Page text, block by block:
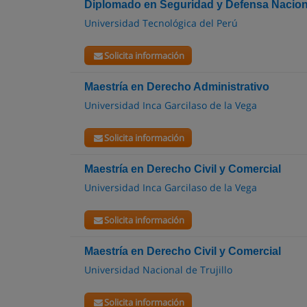
Diplomado en Seguridad y Defensa
Universidad Tecnológica del Perú
Solicita información
Maestría en Derecho Administrativo
Universidad Inca Garcilaso de la Vega
Solicita información
Maestría en Derecho Civil y Comercial
Universidad Inca Garcilaso de la Vega
Solicita información
Maestría en Derecho Civil y Comercial
Universidad Nacional de Trujillo
Solicita información